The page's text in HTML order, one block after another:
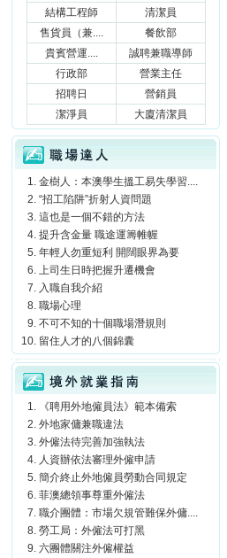
結構工程師
清潔員
售貨員（兼....
餐飲部
貴賓營運....
誠聘兼職導師
行政部
營業主任
招聘日
營銷員
潔淨員
大廈清潔員
職場達人
金樹人：本澳學生搵工易失學習....
“招工陷阱”折射人資問題
這也是一個不錯的方法
提升含金量 職途運籌帷幄
年輕人勿重短利 開闊眼界為要
上司生日時把握升遷機會
入職自我介紹
職場心理
不可不知的十個職場潛規則
留住人才的八個錦囊
境外就業指南
《聘用外地僱員法》範本備索
外地家傭兼職違法
外僱法待完善加強執法
人資辦依法審理外僱申請
簡介終止外地僱員勞動合同規定
菲澳總領事尊重外僱法
職介團體：市場欠規管難保外傭....
勞工局：外僱法可打黑
六團體關注外僱權益